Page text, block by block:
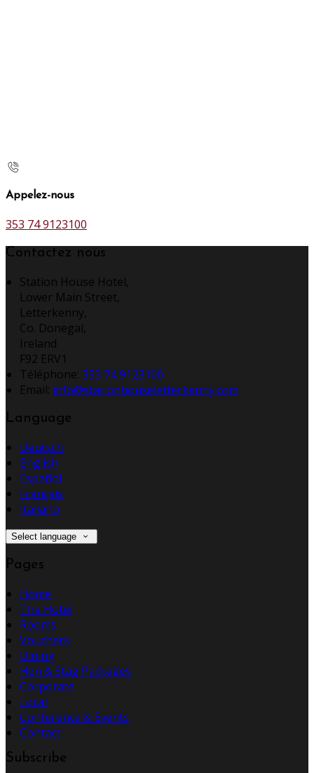
Appelez-nous
353 74 9123100
Contactez nous
Station House Hotel,
Lower Main Street,
Letterkenny,
Co. Donegal,
Ireland
F92 ERV1
Téléphone: 353 74 9123100
Email: info@stationhouseletterkenny.com
Language
Deutsch
English
Español
Français
Italiano
Select language
Pages
Home
The Hotel
Rooms
Vouchers
Dining
Hen & Stag Packages
Corporate
Local
Conference & Events
Contact
Subscribe